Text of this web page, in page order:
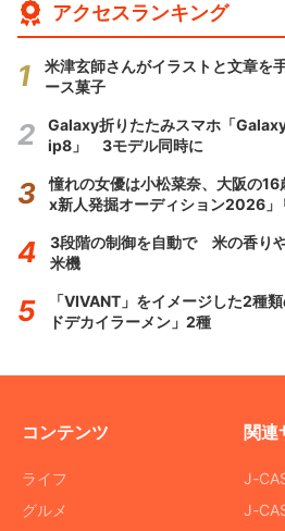
アクセスランキング
米津玄師さんがイラストと文章を
ース菓子
Galaxy折りたたみスマホ「
ip8」 3モデル同時に
憧れの女優は小松菜奈、大阪の
x新人発掘オーディション2026」
3段階の制御を自動で 米の香り
米機
「VIVANT」をイメージした2種
ドデカイラーメン」2種
コンテンツ
ライフ
グルメ
関連
J-
J-